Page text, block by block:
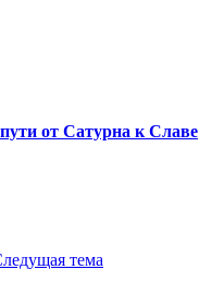
от Сатурна к Славе
тема